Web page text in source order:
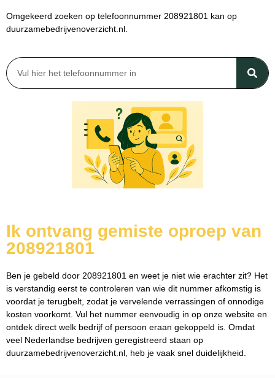
Omgekeerd zoeken op telefoonnummer 208921801 kan op
duurzamebedrijvenoverzicht.nl.
Ik ontvang gemiste oproep van
208921801
Ben je gebeld door 208921801 en weet je niet wie erachter zit? Het
is verstandig eerst te controleren van wie dit nummer afkomstig is
voordat je terugbelt, zodat je vervelende verrassingen of onnodige
kosten voorkomt. Vul het nummer eenvoudig in op onze website en
ontdek direct welk bedrijf of persoon eraan gekoppeld is. Omdat
veel Nederlandse bedrijven geregistreerd staan op
duurzamebedrijvenoverzicht.nl, heb je vaak snel duidelijkheid.